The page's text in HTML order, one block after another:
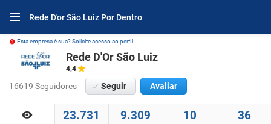
Rede D'or São Luiz Por Dentro
Esta empresa é sua? Solicite acesso ao perfil.
Rede D'Or São Luiz
4,4
16619 Seguidores Seguir Avaliar
23.731 9.309 10 36